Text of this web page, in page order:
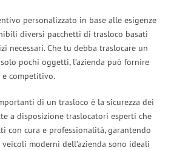
personalizzato in base alle esigenze
diversi pacchetti di trasloco basati
necessari. Che tu debba traslocare un
pochi oggetti, l’azienda può fornire
competitivo.
di un trasloco è la sicurezza dei
a disposizione traslocatori esperti che
con cura e professionalità, garantendo
moderni dell’azienda sono ideali